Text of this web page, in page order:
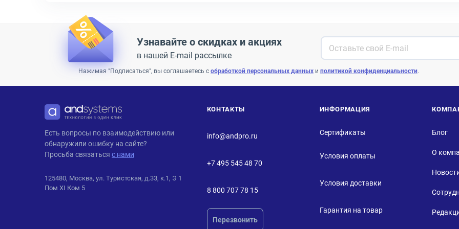
Узнавайте о скидках и акциях
в нашей E-mail рассылке
Нажимая "Подписаться", вы соглашаетесь с обработкой персональных данных и политикой конфиденциальности.
ANDPRO
Есть вопросы по взаимодействию или
обнаружили ошибку на сайте?
Просьба связаться с нами
125480, Москва, ул. Туристская, д.33, к.1, Э 1
Пом XI Ком 5
КОНТАКТЫ
info@andpro.ru
+7 495 545 48 70
8 800 707 78 15
Перезвонить
ИНФОРМАЦИЯ
Сертификаты
Условия оплаты
Условия доставки
Гарантия на товар
Блог
О